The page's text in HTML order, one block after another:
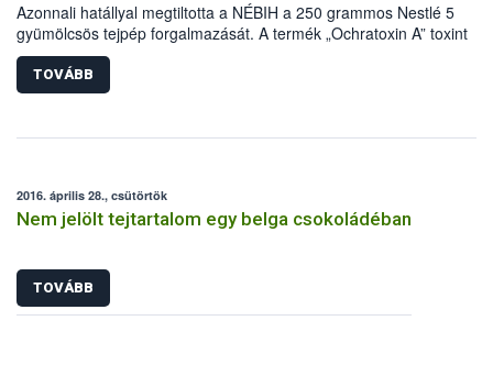
Azonnali hatállyal megtiltotta a NÉBIH a 250 grammos Nestlé 5
gyümölcsös tejpép forgalmazását. A termék „Ochratoxin A” toxint
tartalmaz. A kifogásolt tejpép egyszeri, vagy rövid ideig történő
fogyasztása valószínűleg nem ártalmas az egészségre.
TOVÁBB
2016. április 28., csütörtök
Nem jelölt tejtartalom egy belga csokoládéban
TOVÁBB